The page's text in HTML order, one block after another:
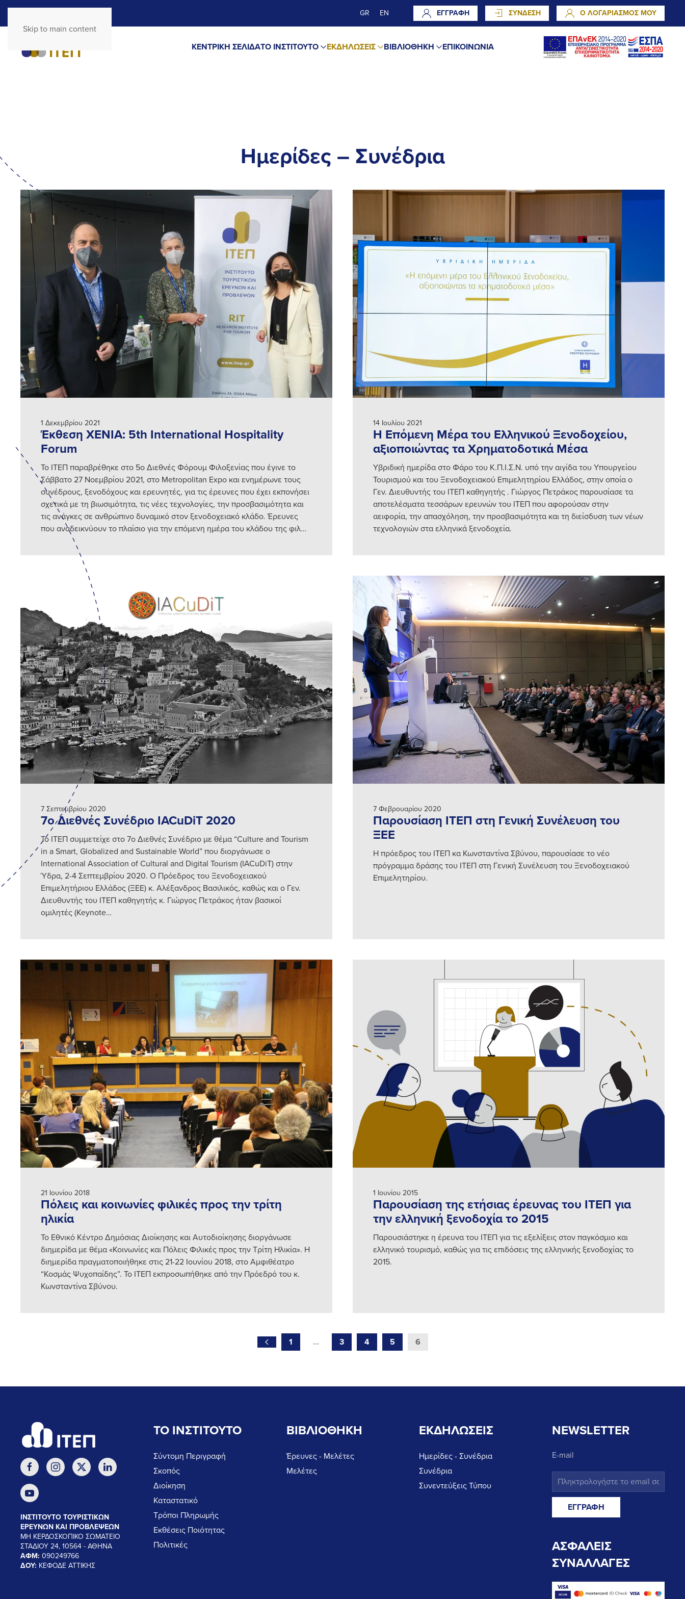
Skip to main content
GR EN ΕΓΓΡΑΦΗ ΣΥΝΔΕΣΗ Ο ΛΟΓΑΡΙΑΣΜΟΣ ΜΟΥ
ΚΕΝΤΡΙΚΗ ΣΕΛΙΔΑΤΟ ΙΝΣΤΙΤΟΥΤΟ ΕΚΔΗΛΩΣΕΙΣ ΒΙΒΛΙΟΘΗΚΗ ΕΠΙΚΟΙΝΩΝΙΑ
Ημερίδες – Συνέδρια
1 Δεκεμβρίου 2021
Έκθεση XENIA: 5th International Hospitality
Forum
Το ΙΤΕΠ παραβρέθηκε στο 5ο Διεθνές Φόρουμ Φιλοξενίας που έγινε το
Σάββατο 27 Νοεμβρίου 2021, στο Metropolitan Expo και ενημέρωνε τους
συνέδρους, ξενοδόχους και ερευνητές, για τις έρευνες που έχει εκπονήσει
σχετικά με τη βιωσιμότητα, τις νέες τεχνολογίες, την προσβασιμότητα και
τις ανάγκες σε ανθρώπινο δυναμικό στον ξενοδοχειακό κλάδο. Έρευνες
που αναδεικνύουν το πλαίσιο για την επόμενη ημέρα του κλάδου της φιλ…
14 Ιουλίου 2021
Η Επόμενη Μέρα του Ελληνικού Ξενοδοχείου,
αξιοποιώντας τα Χρηματοδοτικά Μέσα
Υβριδική ημερίδα στο Φάρο του Κ.Π.Ι.Σ.Ν. υπό την αιγίδα του Υπουργείου
Τουρισμού και του Ξενοδοχειακού Επιμελητηρίου Ελλάδος, στην οποία ο
Γεν. Διευθυντής του ΙΤΕΠ καθηγητής . Γιώργος Πετράκος παρουσίασε τα
αποτελέσματα τεσσάρων ερευνών του ΙΤΕΠ που αφορούσαν στην
αειφορία, την απασχόληση, την προσβασιμότητα και τη διείσδυση των νέων
τεχνολογιών στα ελληνικά ξενοδοχεία.
7 Σεπτεμβρίου 2020
7ο Διεθνές Συνέδριο IACuDiT 2020
Το ΙΤΕΠ συμμετείχε στο 7ο Διεθνές Συνέδριο με θέμα “Culture and Tourism
in a Smart, Globalized and Sustainable World” που διοργάνωσε ο
International Association of Cultural and Digital Tourism (IACuDiT) στην
Ύδρα, 2-4 Σεπτεμβρίου 2020. Ο Πρόεδρος του Ξενοδοχειακού
Επιμελητήριου Ελλάδος (ΞΕΕ) κ. Αλέξανδρος Βασιλικός, καθώς και ο Γεν.
Διευθυντής του ΙΤΕΠ καθηγητής κ. Γιώργος Πετράκος ήταν βασικοί
ομιλητές (Keynote…
7 Φεβρουαρίου 2020
Παρουσίαση ΙΤΕΠ στη Γενική Συνέλευση του
ΞΕΕ
Η πρόεδρος του ΙΤΕΠ κα Κωνσταντίνα Σβύνου, παρουσίασε το νέο
πρόγραμμα δράσης του ΙΤΕΠ στη Γενική Συνέλευση του Ξενοδοχειακού
Επιμελητηρίου.
21 Ιουνίου 2018
Πόλεις και κοινωνίες φιλικές προς την τρίτη
ηλικία
Το Εθνικό Κέντρο Δημόσιας Διοίκησης και Αυτοδιοίκησης διοργάνωσε
διημερίδα με θέμα «Κοινωνίες και Πόλεις Φιλικές προς την Τρίτη Ηλικία». Η
διημερίδα πραγματοποιήθηκε στις 21-22 Ιουνίου 2018, στο Αμφιθέατρο
“Κοσμάς Ψυχοπαίδης”. Το ΙΤΕΠ εκπροσωπήθηκε από την Πρόεδρό του κ.
Κωνσταντίνα Σβύνου.
1 Ιουνίου 2015
Παρουσίαση της ετήσιας έρευνας του ΙΤΕΠ για
την ελληνική ξενοδοχία το 2015
Παρουσιάστηκε η έρευνα του ΙΤΕΠ για τις εξελίξεις στον παγκόσμιο και
ελληνικό τουρισμό, καθώς για τις επιδόσεις της ελληνικής ξενοδοχίας το
2015.
1 … 3 4 5 6
ΙΝΣΤΙΤΟΥΤΟ ΤΟΥΡΙΣΤΙΚΩΝ
ΕΡΕΥΝΩΝ ΚΑΙ ΠΡΟΒΛΕΨΕΩΝ
ΜΗ ΚΕΡΔΟΣΚΟΠΙΚΟ ΣΩΜΑΤΕΙΟ
ΣΤΑΔΙΟΥ 24, 10564 - ΑΘΗΝΑ
ΑΦΜ: 090249766
ΔΟΥ: ΚΕΦΟΔΕ ΑΤΤΙΚΗΣ
ΤΟ ΙΝΣΤΙΤΟΥΤΟ
Σύντομη Περιγραφή
Σκοπός
Διοίκηση
Καταστατικό
Τρόποι Πληρωμής
Εκθέσεις Ποιότητας
Πολιτικές
ΒΙΒΛΙΟΘΗΚΗ
Έρευνες - Μελέτες
Μελέτες
ΕΚΔΗΛΩΣΕΙΣ
Ημερίδες - Συνέδρια
Συνέδρια
Συνεντεύξεις Τύπου
NEWSLETTER
E-mail
ΑΣΦΑΛΕΙΣ
ΣΥΝΑΛΛΑΓΕΣ